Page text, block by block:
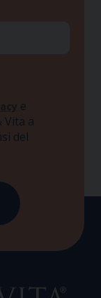
e
Vita a
del